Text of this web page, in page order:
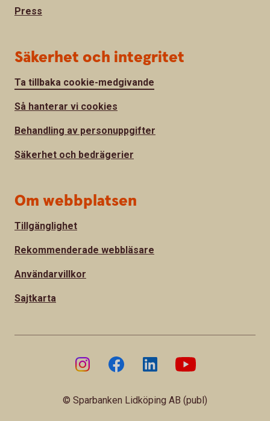
Press
Säkerhet och integritet
Ta tillbaka cookie-medgivande
Så hanterar vi cookies
Behandling av personuppgifter
Säkerhet och bedrägerier
Om webbplatsen
Tillgänglighet
Rekommenderade webbläsare
Användarvillkor
Sajtkarta
© Sparbanken Lidköping AB (publ)